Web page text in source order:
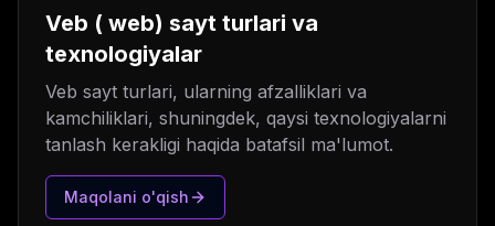
Veb ( web) sayt turlari va
texnologiyalar
Veb sayt turlari, ularning afzalliklari va
kamchiliklari, shuningdek, qaysi texnologiyalarni
tanlash kerakligi haqida batafsil ma'lumot.
Maqolani o'qish